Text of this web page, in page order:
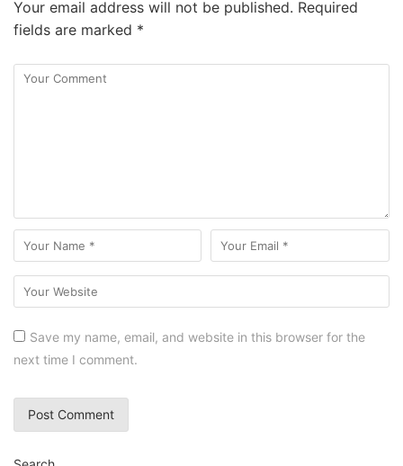
Your email address will not be published. Required
fields are marked *
Save my name, email, and website in this browser for the
next time I comment.